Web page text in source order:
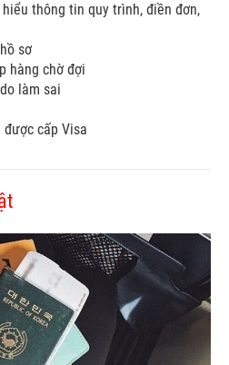
hiểu thông tin quy trình, điền đơn,
sơ
hàng chờ đợi
làm sai
được cấp Visa